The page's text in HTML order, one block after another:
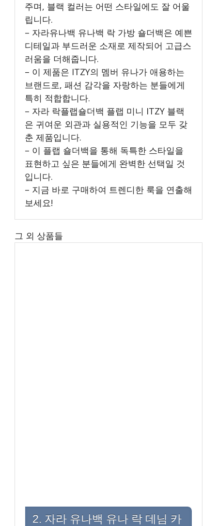
주며, 블랙 컬러는 어떤 스타일에도 잘 어울
립니다.
– 자라유나백 유나백 락 가방 숄더백은 예쁜
디테일과 부드러운 소재로 제작되어 고급스
러움을 더해줍니다.
– 이 제품은 ITZY의 멤버 유나가 애용하는
브랜드로, 패션 감각을 자랑하는 분들에게
특히 적합합니다.
– 자라 락플랩숄더백 플랩 미니 ITZY 블랙
은 귀여운 외관과 실용적인 기능을 모두 갖
춘 제품입니다.
– 이 플랩 숄더백을 통해 독특한 스타일을
표현하고 싶은 분들에게 완벽한 선택일 것
입니다.
– 지금 바로 구매하여 트렌디한 룩을 연출해
보세요!
그 외 상품들
2. 자라 유나백 유나 락 데님 카